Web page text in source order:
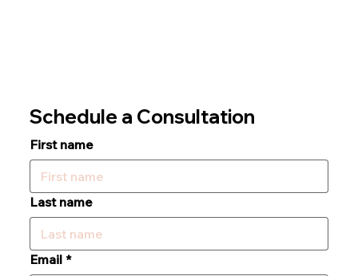
Schedule a Consultation
First name
Last name
Email *